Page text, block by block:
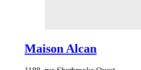
Maison Alcan